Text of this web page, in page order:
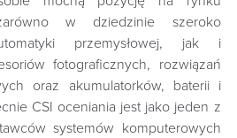
w dziedzinie szeroko
przemysłowej, jak i
fotograficznych, rozwiązań
oraz akumulatorków, baterii i
CSI oceniania jest jako jeden z
systemów komputerowych